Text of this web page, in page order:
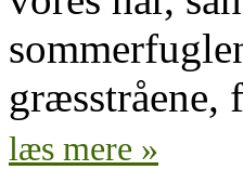
græsstråene,
læs mere »